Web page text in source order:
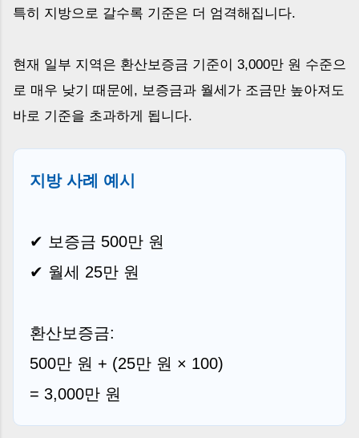
특히 지방으로 갈수록 기준은 더 엄격해집니다.
현재 일부 지역은 환산보증금 기준이 3,000만 원 수준으
로 매우 낮기 때문에, 보증금과 월세가 조금만 높아져도
바로 기준을 초과하게 됩니다.
지방 사례 예시
✔ 보증금 500만 원
✔ 월세 25만 원
환산보증금:
500만 원 + (25만 원 × 100)
= 3,000만 원